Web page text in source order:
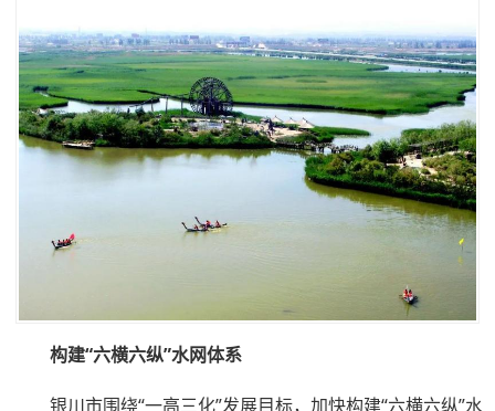
构建“六横六纵”水网体系
银川市围绕“一高三化”发展目标，加快构建“六横六纵”水